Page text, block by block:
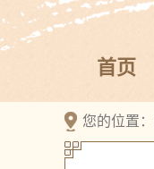
首页
您的位置：